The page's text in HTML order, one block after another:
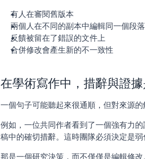
有人在審閱舊版本
兩個人在不同的副本中編輯同一個段落
反饋被留在了錯誤的文件上
合併修改會產生新的不一致性
在學術寫作中，措辭與證
一個句子可能聽起來很通順，但對來源的
例如，一位共同作者看到了一個強有力
稿中的確切措辭。這時團隊必須決定是
那是一個研究決策，而不僅僅是編輯修改